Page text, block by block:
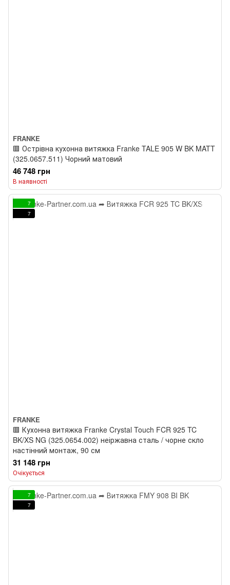
FRANKE
🟥 Острівна кухонна витяжка Franke TALE 905 W BK MATT
(325.0657.511) Чорний матовий
46 748 грн
В наявності
7
7
FRANKE
🟥 Кухонна витяжка Franke Crystal Touch FCR 925 TC
BK/XS NG (325.0654.002) неіржавна сталь / чорне скло
настінний монтаж, 90 см
31 148 грн
Очікується
7
7